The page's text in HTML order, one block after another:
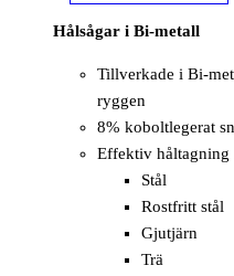
Hålsågar i Bi-metall
Tillverkade i Bi-
ryggen
8% koboltlegerat
Effektiv håltagning
Stål
Rostfritt stål
Gjutjärn
Trä